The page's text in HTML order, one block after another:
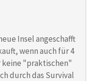
Insel angeschafft
wenn auch für 4
keine "praktischen"
durch das Survival